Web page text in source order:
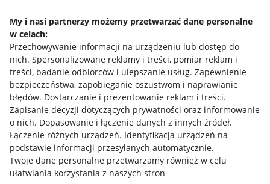
My i nasi partnerzy możemy przetwarzać dane personalne
w celach:
Przechowywanie informacji na urządzeniu lub dostęp do
nich. Spersonalizowane reklamy i treści, pomiar reklam i
treści, badanie odbiorców i ulepszanie usług. Zapewnienie
bezpieczeństwa, zapobieganie oszustwom i naprawianie
błędów. Dostarczanie i prezentowanie reklam i treści.
Zapisanie decyzji dotyczących prywatności oraz informowanie
o nich. Dopasowanie i łączenie danych z innych źródeł.
Łączenie różnych urządzeń. Identyfikacja urządzeń na
podstawie informacji przesyłanych automatycznie.
Twoje dane personalne przetwarzamy również w celu
ułatwiania korzystania z naszych stron
Mapa miejscowości
Informacje prawne
Regulamin
Polityka plików "cookies"
Ustawienia plików "cookies"
Udostępnianie lokalizacji
Informacje dla Aktu o Usługach Cyfrowych